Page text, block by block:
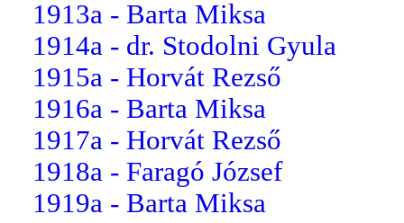
1913a - Barta Miksa
1914a - dr. Stodolni Gyula
1915a - Horvát Rezső
1916a - Barta Miksa
1917a - Horvát Rezső
1918a - Faragó József
1919a - Barta Miksa